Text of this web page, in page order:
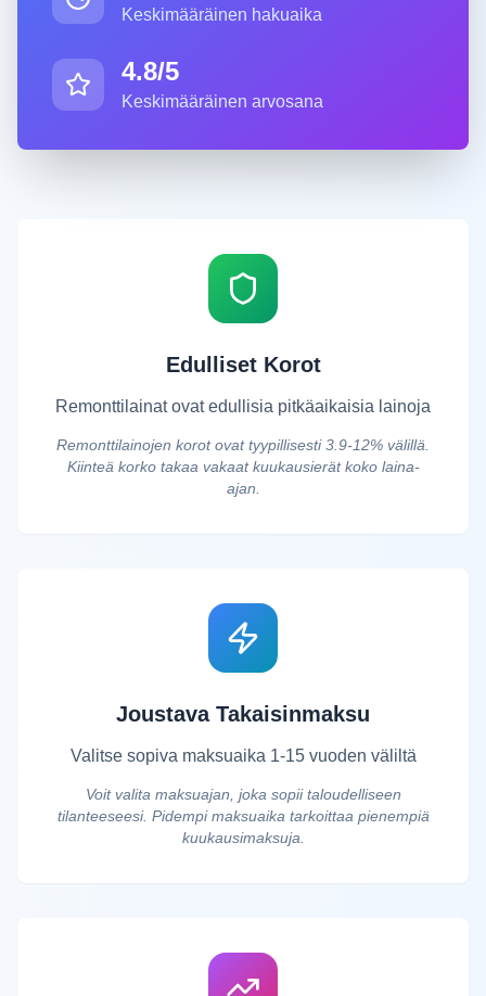
Keskimääräinen hakuaika
4.8/5
Keskimääräinen arvosana
Edulliset Korot
Remonttilainat ovat edullisia pitkäaikaisia lainoja
Remonttilainojen korot ovat tyypillisesti 3.9-12% välillä.
Kiinteä korko takaa vakaat kuukausierät koko laina-
ajan.
Joustava Takaisinmaksu
Valitse sopiva maksuaika 1-15 vuoden väliltä
Voit valita maksuajan, joka sopii taloudelliseen
tilanteeseesi. Pidempi maksuaika tarkoittaa pienempiä
kuukausimaksuja.